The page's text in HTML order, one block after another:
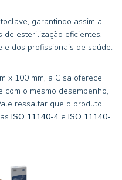
garantindo assim a
de esterilização eficientes,
dos profissionais de saúde.
x 100 mm, a Cisa oferece
com o mesmo desempenho,
ressaltar que o produto
ISO 11140-4 e ISO 11140-